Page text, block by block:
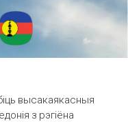
высакаякасныя
з рэгіёна